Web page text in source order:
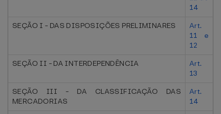
14
SEÇÃO I - DAS DISPOSIÇÕES PRELIMINARES
Art.
11 e
12
SEÇÃO II - DA INTERDEPENDÊNCIA
Art.
13
SEÇÃO III - DA CLASSIFICAÇÃO DAS
MERCADORIAS
Art.
14